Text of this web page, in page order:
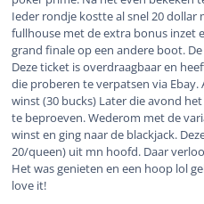
Ieder rondje kostte al snel 20 dollar
fullhouse met de extra bonus inzet
grand finale op een andere boot.
Deze ticket is overdraagbaar en
die proberen te verpatsen via
winst (30 bucks) Later die avond
te beproeven. Wederom met de
winst en ging naar de blackjack.
20/queen) uit mn hoofd. Daar
Het was genieten en een hoop lol
love it!